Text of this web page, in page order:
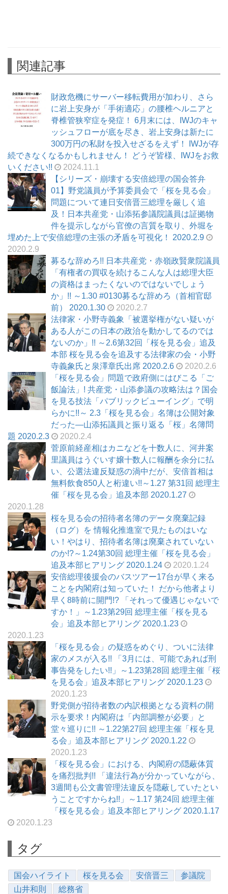
関連記事
財政危機にサーバー移転費用が加わり、さら
に岩上安身が「手術適応」の腰椎ヘルニアと
脊椎管狭窄症を発症！ 6月末には、IWJのキャ
ッシュフローが底を尽き、岩上安身は新たに
300万円の私財を投入せざるをえず！ IWJが存
続できなくなるかもしれません！ どうぞ皆様、IWJをお救
いください!!
2024.11.1
【シリーズ・崩壊する安倍総理の国会答弁
01】野党議員が予算委員会で「桜を見る会」
問題について連日安倍晋三総理を厳しく追
及！日本共産党・山添拓参議院議員は証拠物
件を提示しながら官僚の言質を取り、外堀を
埋めた上で安倍総理の主張の矛盾を可視化！ 2020.2.9
2020.2.9
募るな辞めろ!! 日本共産党・赤嶺政賢衆院議員
「有権者の買収を続けるこんな人は総理大臣
の資格はまったくないのではないでしょう
か」!! ～1.30 #0130募るな辞めろ（首相官邸
前） 2020.1.30
2020.2.7
法律家・小野寺義象「被選挙権がない疑いが
ある人がこの日本の政治を動かしてるのでは
ないのか」!! ～2.6第32回「桜を見る会」追及
本部 桜を見る会を追及する法律家の会・小野
寺義象氏と泉澤章氏出席 2020.2.6
2020.2.6
「桜を見る会」問題で政府側にはびこる「ご
飯論法」! 共産党・山添参議の攻略法は？国会
を見る技法「パブリックビューイング」で明
らかに!!～ 2.3「桜を見る会」名簿は公開対象
だった―山添拓議員と振り返る「桜」名簿問
題 2020.2.3
2020.2.4
菅原前経産相はカニなどを十数人に、河井案
里議員はうぐいす嬢十数人に報酬を余分に払
い、公選法違反疑惑の渦中だが、安倍首相は
無料飲食850人と桁違い!!～1.27 第31回 総理主
催「桜を見る会」追及本部 2020.1.27
2020.1.28
桜を見る会の招待者名簿のデータ廃棄記録
（ログ）を 情報化推進室で見たものはいな
い！やはり、招待者名簿は廃棄されていない
のか!?～1.24第30回 総理主催「桜を見る会」
追及本部ヒアリング 2020.1.24
2020.1.24
安倍総理後援会のバスツアー17台が早く来る
ことを内閣府は知っていた！ だから他者より
早く8時前に開門!? 「それって優遇じゃないで
すか！」～1.23第29回 総理主催「桜を見る
会」追及本部ヒアリング 2020.1.23
2020.1.23
「桜を見る会」の疑惑をめぐり、ついに法律
家のメスが入る!! 「3月には、可能であれば刑
事告発をしたい!!」～1.23第28回 総理主催「桜
を見る会」追及本部ヒアリング 2020.1.23
2020.1.23
野党側が招待者数の内訳根拠となる資料の開
示を要求！内閣府は「内部調整が必要」と
堂々巡りに!! ～1.22第27回 総理主催「桜を見
る会」追及本部ヒアリング 2020.1.22
2020.1.23
「桜を見る会」における、内閣府の隠蔽体質
を痛烈批判!! 「違法行為が分かっていながら、
3週間も公文書管理法違反を隠蔽していたとい
うことですからね!!」～1.17 第24回 総理主催
「桜を見る会」追及本部ヒアリング 2020.1.17
2020.1.23
タグ
国会ハイライト 桜を見る会 安倍晋三
参議院
山井和則
総務省